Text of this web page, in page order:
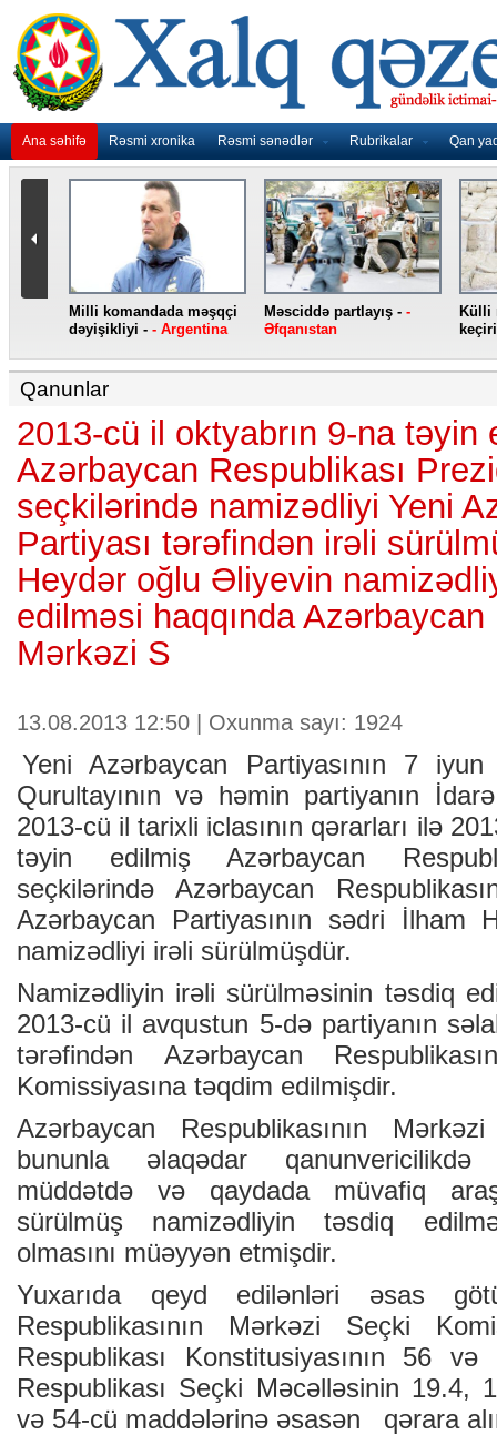
Ana səhifə Rəsmi xronika Rəsmi sənədlər Rubrikalar Qan
Milli komandada məşqçi
dəyişikliyi - - Argentina
Məsciddə partlayış - -
Əfqanıstan
Külli
Qanunlar
2013-cü il oktyabrın 9-na təyin
Azərbaycan Respublikası
seçkilərində namizədliyi Yeni
Partiyası tərəfindən irəli
Heydər oğlu Əliyevin
edilməsi haqqında Azərbaycan
Mərkəzi S
13.08.2013 12:50 | Oxunma sayı: 1924
Yeni Azərbaycan Partiyasının 7
Qurultayının və həmin partiyanın
2013-cü il tarixli iclasının qərarları ilə
təyin edilmiş Azərbaycan
seçkilərində Azərbaycan
Azərbaycan Partiyasının sədri İlham
namizədliyi irəli sürülmüşdür.
Namizədliyin irəli sürülməsinin təsdiq
2013-cü il avqustun 5-də partiyanın
tərəfindən Azərbaycan
Komissiyasına təqdim edilmişdir.
Azərbaycan Respublikasının
bununla əlaqədar
müddətdə və qaydada müvafiq
sürülmüş namizədliyin təsdiq
olmasını müəyyən etmişdir.
Yuxarıda qeyd edilənləri əsas
Respublikasının Mərkəzi Seçki
Respublikası Konstitusiyasının 56
Respublikası Seçki Məcəlləsinin 19.4,
və 54-cü maddələrinə əsasən qərara